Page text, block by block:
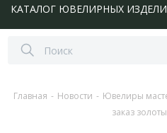
КАТАЛОГ ЮВЕЛИРНЫХ
Главная - Новости - Ювелиры
заказ